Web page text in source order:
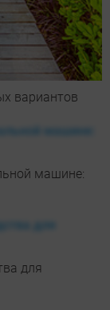
вариантов
машине:
для